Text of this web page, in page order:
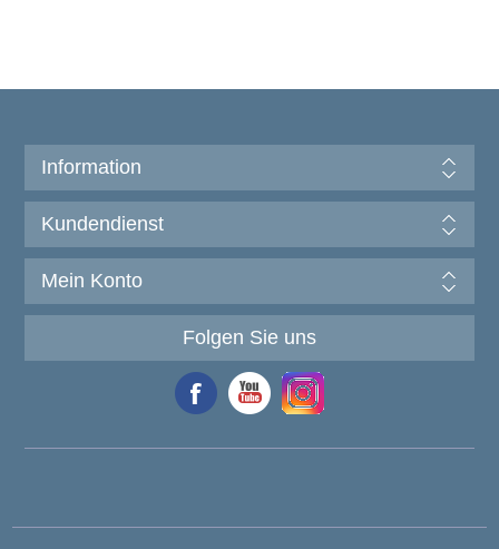
Information
Kundendienst
Mein Konto
Folgen Sie uns